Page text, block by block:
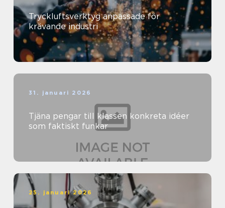
Tryckluftsverktyg anpassade för
krävande industri
31. januari 2026
Tjäna pengar till klassen konkreta idéer
som faktiskt funkar
25. januari 2026